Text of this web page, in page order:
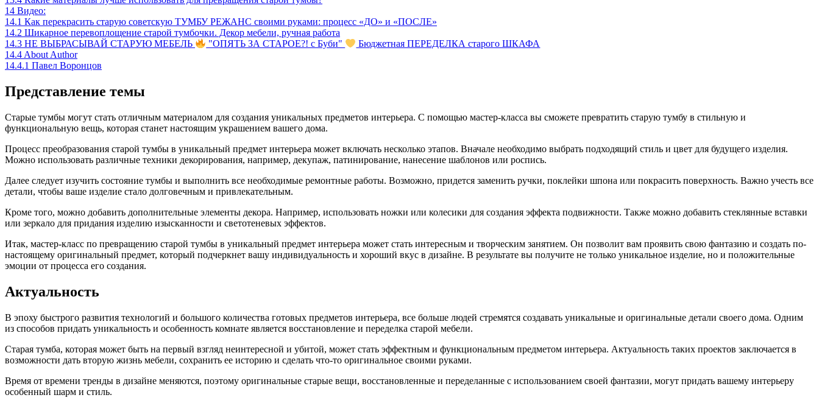
14 Видео:
14.1 Как перекрасить старую советскую ТУМБУ РЕЖАНС своими руками: процесс «ДО» и «ПОСЛЕ»
14.2 Шикарное перевоплощение старой тумбочки. Декор мебели, ручная работа
14.3 НЕ ВЫБРАСЫВАЙ СТАРУЮ МЕБЕЛЬ "ОПЯТЬ ЗА СТАРОЕ?! с Буби"
Бюджетная ПЕРЕДЕЛКА старого ШКАФА
14.4 About Author
14.4.1 Павел Воронцов
Представление темы
Старые тумбы могут стать отличным материалом для создания уникальных предметов интерьера. С помощью мастер-класса вы сможете превратить старую тумбу в стильную и
функциональную вещь, которая станет настоящим украшением вашего дома.
Процесс преобразования старой тумбы в уникальный предмет интерьера может включать несколько этапов. Вначале необходимо выбрать подходящий стиль и цвет для будущего изделия.
Можно использовать различные техники декорирования, например, декупаж, патинирование, нанесение шаблонов или роспись.
Далее следует изучить состояние тумбы и выполнить все необходимые ремонтные работы. Возможно, придется заменить ручки, поклейки шпона или покрасить поверхность. Важно учесть все
детали, чтобы ваше изделие стало долговечным и привлекательным.
Кроме того, можно добавить дополнительные элементы декора. Например, использовать ножки или колесики для создания эффекта подвижности. Также можно добавить стеклянные вставки
или зеркало для придания изделию изысканности и светотеневых эффектов.
Итак, мастер-класс по превращению старой тумбы в уникальный предмет интерьера может стать интересным и творческим занятием. Он позволит вам проявить свою фантазию и создать по-
настоящему оригинальный предмет, который подчеркнет вашу индивидуальность и хороший вкус в дизайне. В результате вы получите не только уникальное изделие, но и положительные
эмоции от процесса его создания.
Актуальность
В эпоху быстрого развития технологий и большого количества готовых предметов интерьера, все больше людей стремятся создавать уникальные и оригинальные детали своего дома. Одним
из способов придать уникальность и особенность комнате является восстановление и переделка старой мебели.
Старая тумба, которая может быть на первый взгляд неинтересной и убитой, может стать эффектным и функциональным предметом интерьера. Актуальность таких проектов заключается в
возможности дать вторую жизнь мебели, сохранить ее историю и сделать что-то оригинальное своими руками.
Время от времени тренды в дизайне меняются, поэтому оригинальные старые вещи, восстановленные и переделанные с использованием своей фантазии, могут придать вашему интерьеру
особенный шарм и стиль.